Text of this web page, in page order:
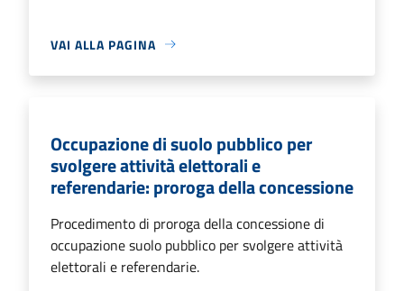
VAI ALLA PAGINA
Occupazione di suolo pubblico per
svolgere attività elettorali e
referendarie: proroga della concessione
Procedimento di proroga della concessione di
occupazione suolo pubblico per svolgere attività
elettorali e referendarie.